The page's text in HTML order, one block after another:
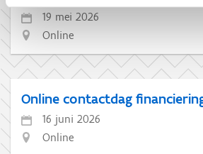
19 mei 2026
Online
Online contactdag
16 juni 2026
Online